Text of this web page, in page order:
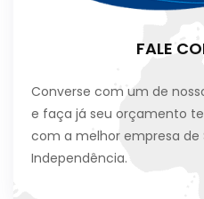
FALE
Converse com um de
e faça já seu orçamento
com a melhor empresa de
Independência.